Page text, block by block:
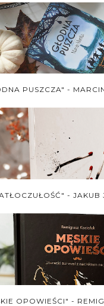
PUSZCZA" -
- JAKUB
OPOWIEŚCI" -